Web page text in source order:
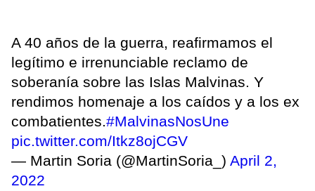
A 40 años de la guerra, reafirmamos el
legítimo e irrenunciable reclamo de
soberanía sobre las Islas Malvinas. Y
rendimos homenaje a los caídos y a los ex
combatientes.#MalvinasNosUne
pic.twitter.com/Itkz8ojCGV
— Martin Soria (@MartinSoria_) April 2,
2022